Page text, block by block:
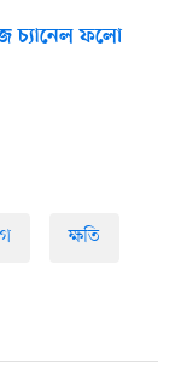
চ্যানেল ফলো
ক্ষতি